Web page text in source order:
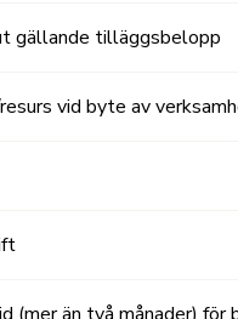
gällande tilläggsbelopp
vid byte av